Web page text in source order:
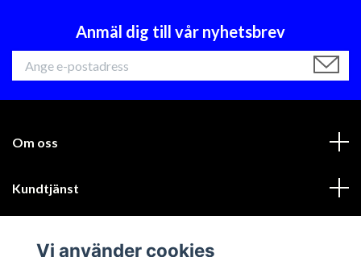
Anmäl dig till vår nyhetsbrev
Om oss
Kundtjänst
Vi använder cookies